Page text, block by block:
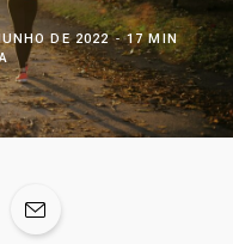
DE 2022
17 MIN